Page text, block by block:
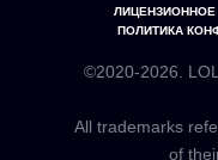
ПОЛИТИКА
©2020-2026.
All trademarks